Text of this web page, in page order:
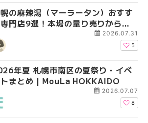
の麻辣湯（マーラータン）おすす
門店9選！本場の量り売りから最
店まで徹底比較 | MouLa
2026.07.31
5
年夏 札幌市南区の夏祭り・イベ
まとめ | MouLa HOKKAIDO
2026.07.07
8
2026年夏 札幌市手稲
ベントまとめ |
2026年夏 札幌市白石
ベントまとめ |
2026年夏 札幌市西区
ントまとめ | MouLa
2026年夏 札幌市手稲
ベントまとめ |